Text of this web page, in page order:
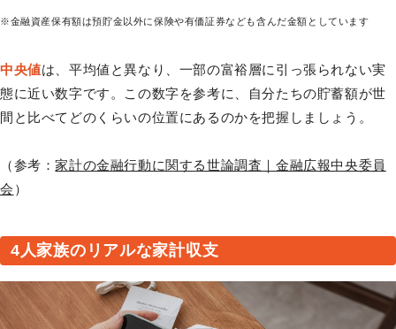
※金融資産保有額は預貯金以外に保険や有価証券なども含んだ金額としています
中央値は、平均値と異なり、一部の富裕層に引っ張られない実
態に近い数字です。この数字を参考に、自分たちの貯蓄額が世
間と比べてどのくらいの位置にあるのかを把握しましょう。
（参考：家計の金融行動に関する世論調査｜金融広報中央委員
会 ）
4人家族のリアルな家計収支